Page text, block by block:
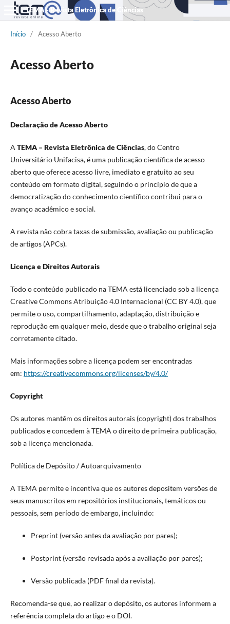
TEMA - Revista Eletrônica de Ciências
Início / Acesso Aberto
Acesso Aberto
Acesso Aberto
Declaração de Acesso Aberto
A TEMA – Revista Eletrônica de Ciências, do Centro
Universitário Unifacisa, é uma publicação científica de acesso
aberto que oferece acesso livre, imediato e gratuito ao seu
conteúdo em formato digital, seguindo o princípio de que a
democratização do conhecimento científico contribui para o
avanço acadêmico e social.
A revista não cobra taxas de submissão, avaliação ou publicação
de artigos (APCs).
Licença e Direitos Autorais
Todo o conteúdo publicado na TEMA está licenciado sob a licença
Creative Commons Atribuição 4.0 Internacional (CC BY 4.0), que
permite o uso, compartilhamento, adaptação, distribuição e
reprodução em qualquer meio, desde que o trabalho original seja
corretamente citado.
Mais informações sobre a licença podem ser encontradas
em: https://creativecommons.org/licenses/by/4.0/
Copyright
Os autores mantêm os direitos autorais (copyright) dos trabalhos
publicados e concedem à TEMA o direito de primeira publicação,
sob a licença mencionada.
Política de Depósito / Autoarquivamento
A TEMA permite e incentiva que os autores depositem versões de
seus manuscritos em repositórios institucionais, temáticos ou
pessoais, sem período de embargo, incluindo:
Preprint (versão antes da avaliação por pares);
Postprint (versão revisada após a avaliação por pares);
Versão publicada (PDF final da revista).
Recomenda-se que, ao realizar o depósito, os autores informem a
referência completa do artigo e o DOI.